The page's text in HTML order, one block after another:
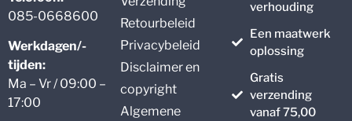
085-0668600
Werkdagen/-
tijden:
Ma – Vr / 09:00 –
17:00
Retourbeleid
Privacybeleid
Disclaimer en
copyright
Algemene
verhouding
Een maatwerk
oplossing
Gratis
verzending
vanaf 75,00